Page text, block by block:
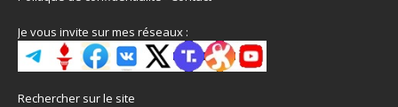
Je vous invite sur mes réseaux :
Rechercher sur le site